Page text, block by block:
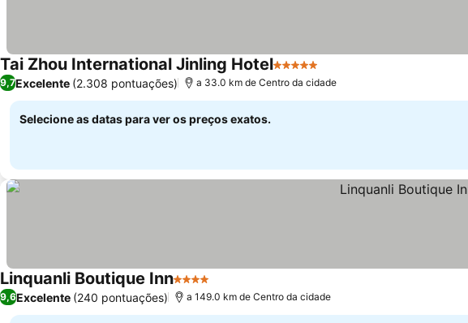
Tai Zhou International Jinling Hotel5 Estrelas
9,7Excelente (2.308 pontuações) a 33.0 km de Centro da cidade
Selecione as datas para ver os preços exatos.
Linquanli Boutique Inn4 Estrelas
9,6Excelente (240 pontuações) a 149.0 km de Centro da cidade